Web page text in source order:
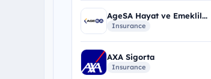
AgeSA Hayat ve Emeklil...
Insurance
AXA Sigorta
Insurance